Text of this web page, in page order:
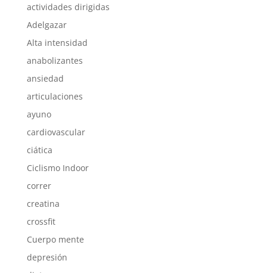
actividades dirigidas
Adelgazar
Alta intensidad
anabolizantes
ansiedad
articulaciones
ayuno
cardiovascular
ciática
Ciclismo Indoor
correr
creatina
crossfit
Cuerpo mente
depresión